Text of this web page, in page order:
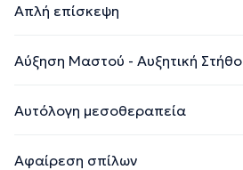
Απλή επίσκεψη
Αύξηση Μαστού - Αυξητική
Αυτόλογη μεσοθεραπεία
Αφαίρεση σπίλων